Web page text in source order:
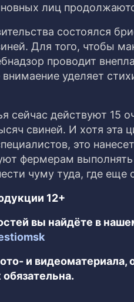
лиц
состоялся
Для того, чтобы
проводит
уделяет
сейчас действуют 15
свиней. И хотя эта
это
фермерам
чуму туда, где
12+
вы найдёте в
и